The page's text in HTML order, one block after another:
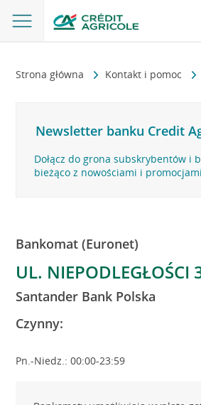
Strona główna Kontakt i pomoc
Newsletter banku Credit
Dołącz do grona subskrybentów i
bieżąco z nowościami i promocjami
Bankomat (Euronet)
UL. NIEPODLEGŁOŚCI
Santander Bank Polska
Czynny:
Pn.-Niedz.: 00:00-23:59